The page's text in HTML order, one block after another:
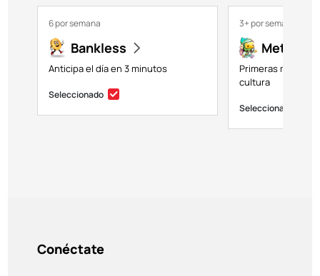
6 por semana
Bankless
Anticipa el día en 3 minutos
Seleccionado
3+ por semana
Primeras miradas
cultura
Seleccionado
Conéctate